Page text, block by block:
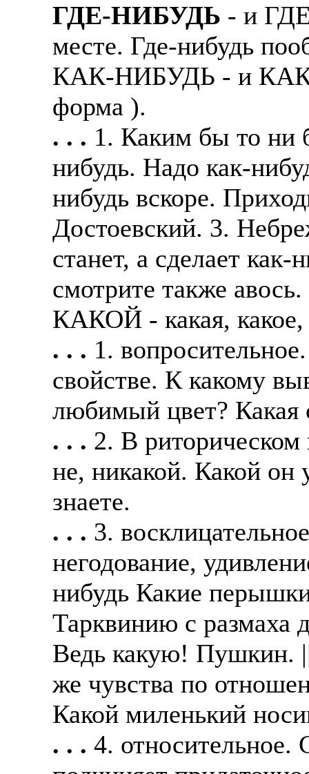
ГДЕ-НИБУДЬ - и
месте. Где-нибудь
КАК-НИБУДЬ - и КАК-
форма ).
. . . 1. Каким бы то ни
нибудь. Надо как-
нибудь вскоре.
Достоевский. 3.
станет, а сделает
смотрите также авось.
КАКОЙ - какая, какое,
. . . 1.
свойстве. К какому
любимый цвет? Какая
. . . 2. В риторическом
не, никакой. Какой он
знаете.
. . . 3.
негодование,
нибудь Какие
Тарквинию с размаха
Ведь какую! Пушкин.
же чувства по
Какой миленький
. . . 4. относительное.